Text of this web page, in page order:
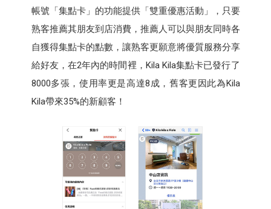
帳號「集點卡」的功能提供「雙重優惠活動」，只要
熟客推薦其朋友到店消費，推薦人可以與朋友同時各
自獲得集點卡的點數，讓熟客更願意將優質服務分享
給好友，在2年內的時間裡，Kila Kila集點卡已發行了
8000多張，使用率更是高達8成，舊客更因此為Kila
Kila帶來35%的新顧客！